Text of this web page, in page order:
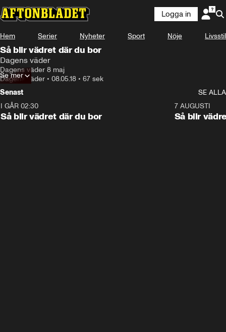
Logga in
Hem Serier Nyheter Sport Nöje Livsstil
Så blir vädret där du bor
Dagens väder
Dagens väder 8 maj
Dagens väder • 08.05.18 • 67 sek
Se mer
Senast
SE ALLA
I GÅR 02:30
Så blir vädret där du bor
7 AUGUSTI
Så blir